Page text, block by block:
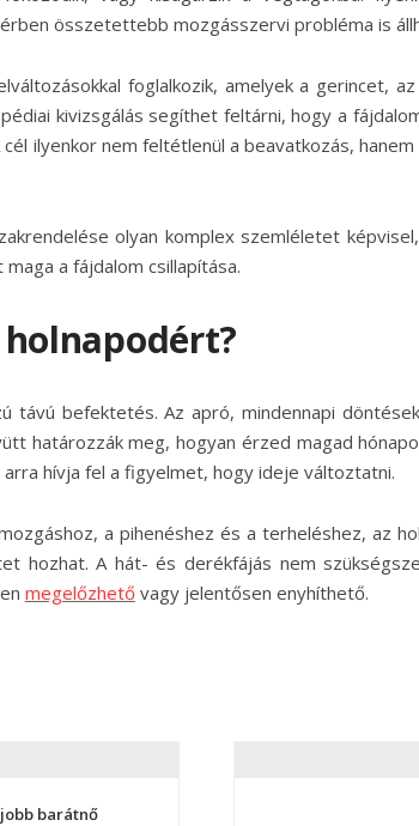
összetettebb mozgásszervi probléma is
foglalkozik, amelyek a gerincet,
kivizsgálás segíthet feltárni, hogy a
ilyenkor nem feltétlenül a beavatkozás,
olyan komplex szemléletet
a fájdalom csillapítása.
távú befektetés. Az apró, mindennapi
határozzák meg, hogyan érzed magad
hívja fel a figyelmet, hogy ideje változtatni.
a pihenéshez és a terheléshez, az
hozhat. A hát- és derékfájás nem
megelőzhetővagy jelentősen enyhíthető.
barátnő